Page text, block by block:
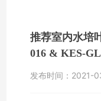
服务中心
推荐室内水培
016 & KES-
发布时间： 2021-